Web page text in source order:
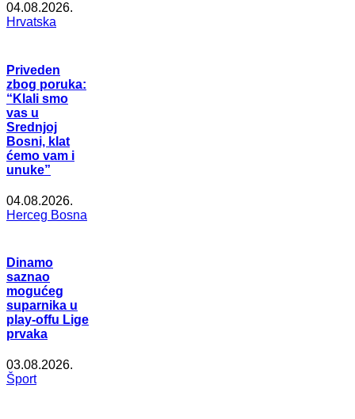
04.08.2026.
Hrvatska
Priveden
zbog poruka:
“Klali smo
vas u
Srednjoj
Bosni, klat
ćemo vam i
unuke”
04.08.2026.
Herceg Bosna
Dinamo
saznao
mogućeg
suparnika u
play-offu Lige
prvaka
03.08.2026.
Šport